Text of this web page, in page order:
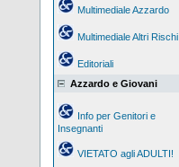
Multimediale Azzardo
Multimediale Altri Rischi
Editoriali
Azzardo e Giovani
Info per Genitori e
Insegnanti
VIETATO agli ADULTI!